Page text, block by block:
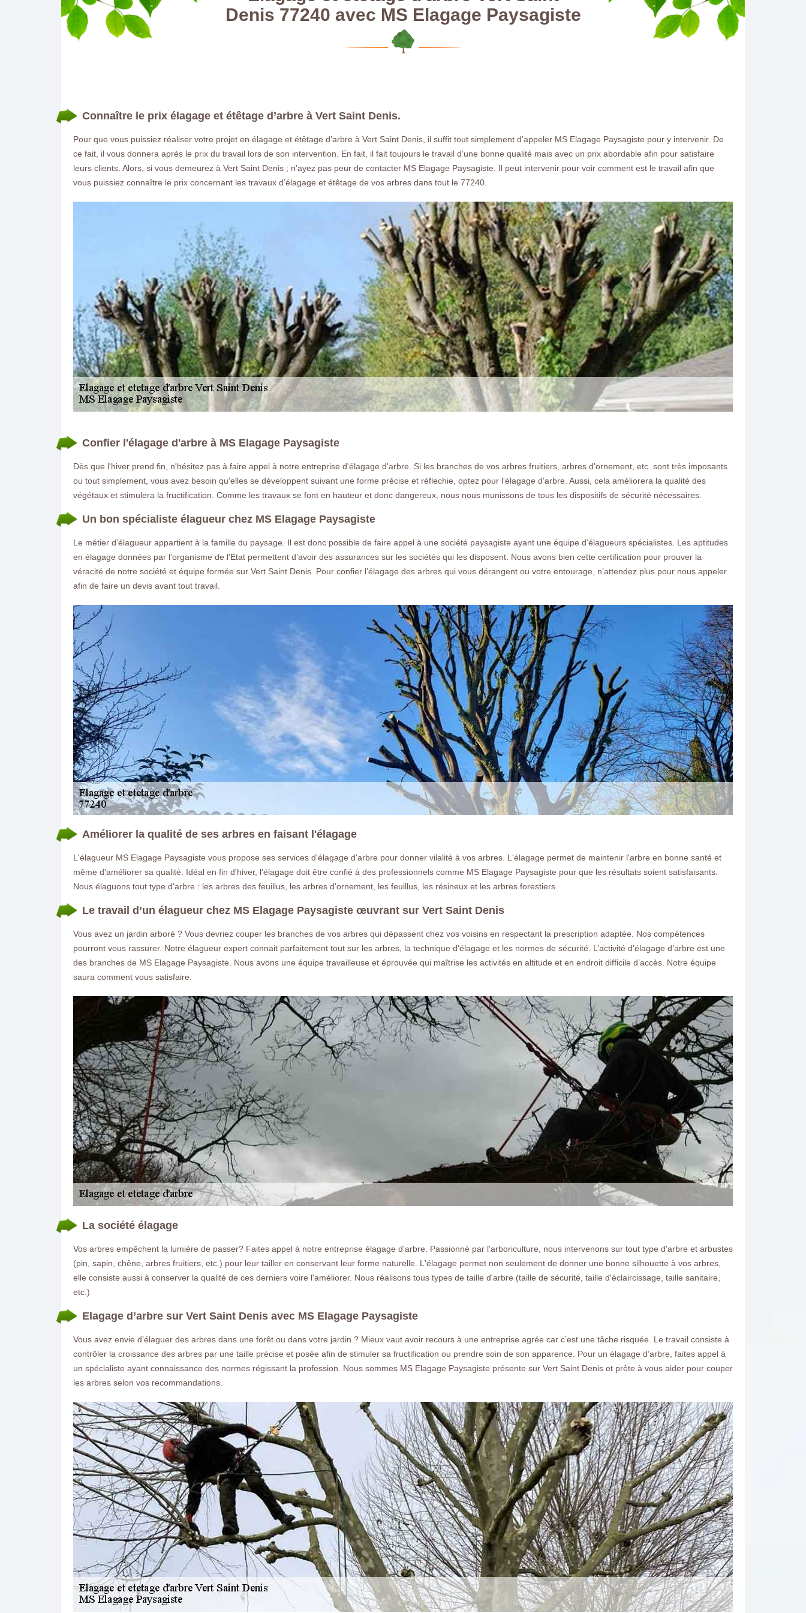
ON VOUS RAPPELLE GRATUITEMENT
LA RÉFÉRENCE EN ELAGAGE
Tarif très compétitif pour élaguer et étêter vos arbres à Vert Saint
Nos réalisations Nous contacter
Denis 77240 avec MS Elagage Paysagiste
Connaître le prix élagage et étêtage d’arbre à Vert Saint Denis.
Pour que vous puissiez réaliser votre projet en élagage et étêtage d’arbre à Vert Saint Denis, il suffit tout simplement d’appeler MS Elagage Paysagiste pour y intervenir. De
ce fait, il vous donnera après le prix du travail lors de son intervention. En fait, il fait toujours le travail d’une bonne qualité mais avec un prix abordable afin pour satisfaire
leurs clients. Alors, si vous demeurez à Vert Saint Denis ; n’ayez pas peur de contacter MS Elagage Paysagiste. Il peut intervenir pour voir comment est le travail afin que
vous puissiez connaître le prix concernant les travaux d’élagage et étêtage de vos arbres dans tout le 77240.
Confier l'élagage d'arbre à MS Elagage Paysagiste
Dès que l'hiver prend fin, n'hésitez pas à faire appel à notre entreprise d'élagage d'arbre. Si les branches de vos arbres fruitiers, arbres d'ornement, etc. sont très imposants
ou tout simplement, vous avez besoin qu'elles se développent suivant une forme précise et réflechie, optez pour l'élagage d'arbre. Aussi, cela améliorera la qualité des
végétaux et stimulera la fructification. Comme les travaux se font en hauteur et donc dangereux, nous nous munissons de tous les dispositifs de sécurité nécessaires.
Un bon spécialiste élagueur chez MS Elagage Paysagiste
Le métier d’élagueur appartient à la famille du paysage. Il est donc possible de faire appel à une société paysagiste ayant une équipe d’élagueurs spécialistes. Les aptitudes
en élagage données par l’organisme de l’Etat permettent d’avoir des assurances sur les sociétés qui les disposent. Nous avons bien cette certification pour prouver la
véracité de notre société et équipe formée sur Vert Saint Denis. Pour confier l’élagage des arbres qui vous dérangent ou votre entourage, n’attendez plus pour nous appeler
afin de faire un devis avant tout travail.
Améliorer la qualité de ses arbres en faisant l'élagage
L'élagueur MS Elagage Paysagiste vous propose ses services d'élagage d'arbre pour donner vilalité à vos arbres. L'élagage permet de maintenir l'arbre en bonne santé et
même d'améliorer sa qualité. Idéal en fin d'hiver, l'élagage doit être confié à des professionnels comme MS Elagage Paysagiste pour que les résultats soient satisfaisants.
Nous élaguons tout type d'arbre : les arbres des feuillus, les arbres d'ornement, les feuillus, les résineux et les arbres forestiers
Le travail d’un élagueur chez MS Elagage Paysagiste œuvrant sur Vert Saint Denis
Vous avez un jardin arboré ? Vous devriez couper les branches de vos arbres qui dépassent chez vos voisins en respectant la prescription adaptée. Nos compétences
pourront vous rassurer. Notre élagueur expert connait parfaitement tout sur les arbres, la technique d’élagage et les normes de sécurité. L’activité d’élagage d’arbre est une
des branches de MS Elagage Paysagiste. Nous avons une équipe travailleuse et éprouvée qui maîtrise les activités en altitude et en endroit difficile d’accès. Notre équipe
saura comment vous satisfaire.
La société élagage
Vos arbres empêchent la lumière de passer? Faites appel à notre entreprise élagage d'arbre. Passionné par l'arboriculture, nous intervenons sur tout type d'arbre et arbustes
(pin, sapin, chêne, arbres fruitiers, etc.) pour leur tailler en conservant leur forme naturelle. L'élagage permet non seulement de donner une bonne silhouette à vos arbres,
elle consiste aussi à conserver la qualité de ces derniers voire l'améliorer. Nous réalisons tous types de taille d'arbre (taille de sécurité, taille d'éclaircissage, taille sanitaire,
etc.)
Elagage d’arbre sur Vert Saint Denis avec MS Elagage Paysagiste
Vous avez envie d’élaguer des arbres dans une forêt ou dans votre jardin ? Mieux vaut avoir recours à une entreprise agrée car c’est une tâche risquée. Le travail consiste à
contrôler la croissance des arbres par une taille précise et posée afin de stimuler sa fructification ou prendre soin de son apparence. Pour un élagage d’arbre, faites appel à
un spécialiste ayant connaissance des normes régissant la profession. Nous sommes MS Elagage Paysagiste présente sur Vert Saint Denis et prête à vous aider pour couper
les arbres selon vos recommandations.